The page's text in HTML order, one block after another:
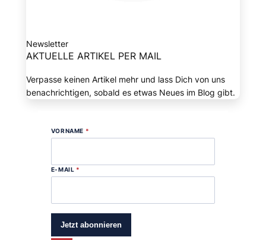
Newsletter
AKTUELLE ARTIKEL PER MAIL
Verpasse keinen Artikel mehr und lass Dich von uns
benachrichtigen, sobald es etwas Neues im Blog gibt.
VORNAME *
E-MAIL *
Jetzt abonnieren